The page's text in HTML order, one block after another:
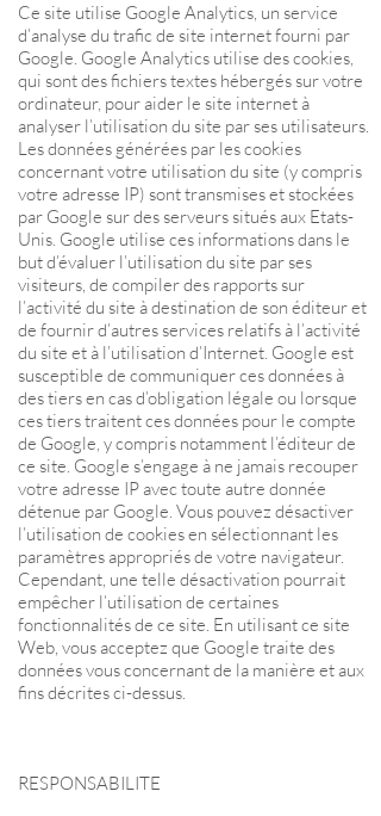
Ce site utilise Google Analytics, un service
d’analyse du trafic de site internet fourni par
Google. Google Analytics utilise des cookies,
qui sont des fichiers textes hébergés sur votre
ordinateur, pour aider le site internet à
analyser l’utilisation du site par ses utilisateurs.
Les données générées par les cookies
concernant votre utilisation du site (y compris
votre adresse IP) sont transmises et stockées
par Google sur des serveurs situés aux Etats-
Unis. Google utilise ces informations dans le
but d’évaluer l’utilisation du site par ses
visiteurs, de compiler des rapports sur
l’activité du site à destination de son éditeur et
de fournir d’autres services relatifs à l’activité
du site et à l’utilisation d’Internet. Google est
susceptible de communiquer ces données à
des tiers en cas d’obligation légale ou lorsque
ces tiers traitent ces données pour le compte
de Google, y compris notamment l’éditeur de
ce site. Google s’engage à ne jamais recouper
votre adresse IP avec toute autre donnée
détenue par Google. Vous pouvez désactiver
l’utilisation de cookies en sélectionnant les
paramètres appropriés de votre navigateur.
Cependant, une telle désactivation pourrait
empêcher l’utilisation de certaines
fonctionnalités de ce site. En utilisant ce site
Web, vous acceptez que Google traite des
données vous concernant de la manière et aux
fins décrites ci-dessus.
RESPONSABILITE